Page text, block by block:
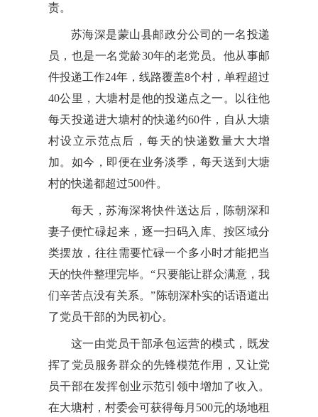
责。
苏海深是蒙山县邮政分公司的一名投递
员，也是一名党龄30年的老党员。他从事邮
件投递工作24年，线路覆盖8个村，单程超过
40公里，大塘村是他的投递点之一。以往他
每天投递进大塘村的快递约60件，自从大塘
村设立示范点后，每天的快递数量大大增
加。如今，即便在业务淡季，每天送到大塘
村的快递都超过500件。
每天，苏海深将快件送达后，陈朝深和
妻子便忙碌起来，逐一扫码入库、按区域分
类摆放，往往需要忙碌一个多小时才能把当
天的快件整理完毕。“只要能让群众满意，我
们辛苦点没有关系。”陈朝深朴实的话语道出
了党员干部的为民初心。
这一由党员干部承包运营的模式，既发
挥了党员服务群众的先锋模范作用，又让党
员干部在发挥创业示范引领中增加了收入。
在大塘村，村委会可获得每月500元的场地租